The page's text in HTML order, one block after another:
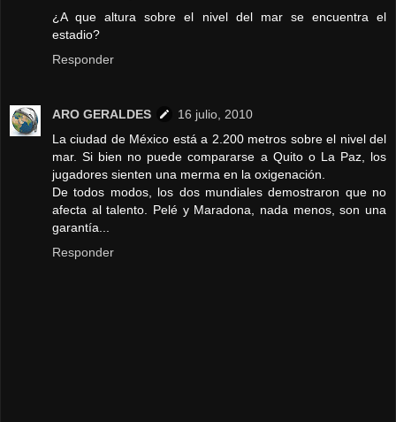
¿A que altura sobre el nivel del mar se encuentra el
estadio?
Responder
ARO GERALDES
16 julio, 2010
La ciudad de México está a 2.200 metros sobre el nivel del
mar. Si bien no puede compararse a Quito o La Paz, los
jugadores sienten una merma en la oxigenación.
De todos modos, los dos mundiales demostraron que no
afecta al talento. Pelé y Maradona, nada menos, son una
garantía...
Responder